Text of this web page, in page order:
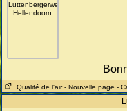
Luttenbergerweg
Hellendoorn
Qualité de l'air - Nouvelle page -